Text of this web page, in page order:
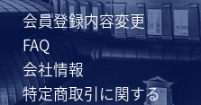
会員登録内容変更
FAQ
会社情報
特定商取引に関する